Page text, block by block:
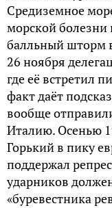
Средиземное
морской болезни
балльный шторм
26 ноября
где её встретил
факт даёт
вообще
Италию. Осенью
Горький в пику
поддержал
ударников
«буревестника